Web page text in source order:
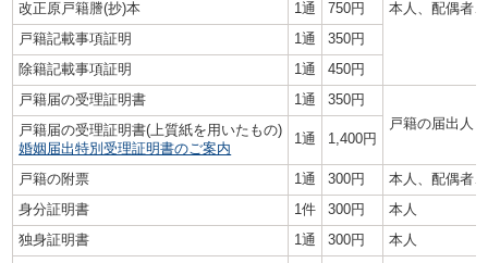
本人、配偶者
改正原戸籍謄(抄)本
1通
750円
戸籍記載事項証明
1通
350円
除籍記載事項証明
1通
450円
戸籍届の受理証明書
1通
350円
戸籍の届出人
戸籍届の受理証明書(上質紙を用いたもの)
婚姻届出特別受理証明書のご案内
1通 1,400円
戸籍の附票 1通 300円
本人、配偶者
身分証明書
1件 300円
本人
独身証明書
1通 300円 本人